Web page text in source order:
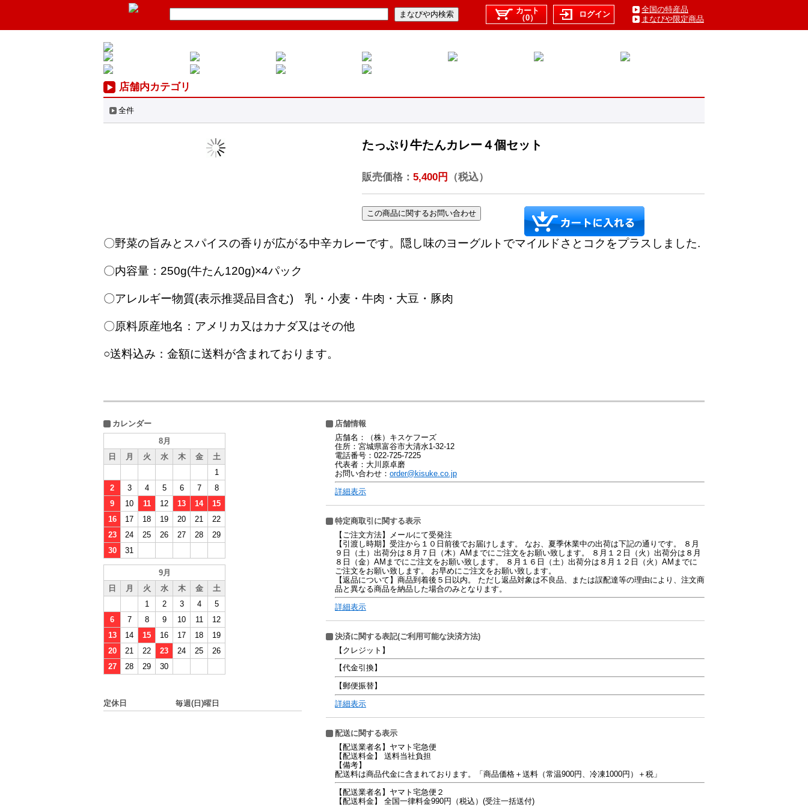
カート
（0）
ログイン
全国の特産品
まなびや限定商品
店舗内カテゴリ
全件
たっぷり牛たんカレー４個セット
販売価格： 5,400円 （税込）
〇野菜の旨みとスパイスの香りが広がる中辛カレーです。隠し味のヨーグルトでマイルドさとコクをプラスしました.
〇内容量：250g(牛たん120g)×4パック
〇アレルギー物質(表示推奨品目含む) 乳・小麦・牛肉・大豆・豚肉
〇原料原産地名：アメリカ又はカナダ又はその他
○送料込み：金額に送料が含まれております。
カレンダー
8月
日
月 火 水 木 金
土
1
2
3 4 5 6 7
8
9
10 11 12 13 14
15
16
17 18 19 20 21
22
23
24 25 26 27 28
29
30
31
9月
日
月 火 水 木 金
土
1
2 3 4
5
6
7 8 9 10 11
12
13
14 15 16 17 18
19
20
21 22 23 24 25
26
27
28 29 30
定休日 毎週(日)曜日
店舗情報
店舗名：（株）キスケフーズ
住所：宮城県富谷市大清水1-32-12
電話番号：022-725-7225
代表者：大川原卓磨
お問い合わせ： order@kisuke.co.jp
詳細表示
特定商取引に関する表示
【ご注文方法】メールにて受発注
【引渡し時期】受注から１０日前後でお届けします。 なお、夏季休業中の出荷は下記の通りです。 ８月
９日（土）出荷分は８月７日（木）AMまでにご注文をお願い致します。 ８月１２日（火）出荷分は８月
８日（金）AMまでにご注文をお願い致します。 ８月１６日（土）出荷分は８月１２日（火）AMまでに
ご注文をお願い致します。 お早めにご注文をお願い致します。
【返品について】商品到着後５日以内。 ただし返品対象は不良品、または誤配達等の理由により、注文商
品と異なる商品を納品した場合のみとなります。
詳細表示
決済に関する表記(ご利用可能な決済方法)
【クレジット】
【代金引換】
【郵便振替】
詳細表示
配送に関する表示
【配送業者名】ヤマト宅急便
【配送料金】 送料当社負担
【備考】
配送料は商品代金に含まれております。「商品価格＋送料（常温900円、冷凍1000円）＋税」
【配送業者名】ヤマト宅急便２
【配送料金】 全国一律料金990円（税込）(受注一括送付)